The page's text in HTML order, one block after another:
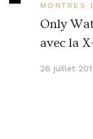
MONTRES
Only
avec la
26 juillet